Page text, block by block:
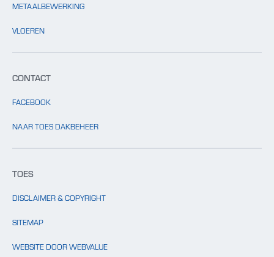
METAALBEWERKING
VLOEREN
CONTACT
FACEBOOK
NAAR TOES DAKBEHEER
TOES
DISCLAIMER & COPYRIGHT
SITEMAP
WEBSITE DOOR WEBVALUE